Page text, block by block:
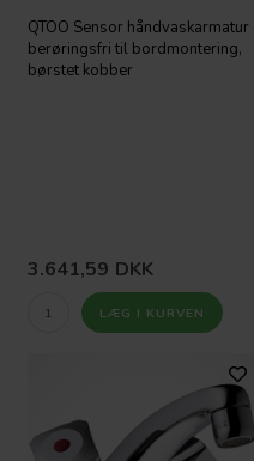
QTOO Sensor håndvaskarmatur
berøringsfri til bordmontering,
børstet kobber
3.641,59 DKK